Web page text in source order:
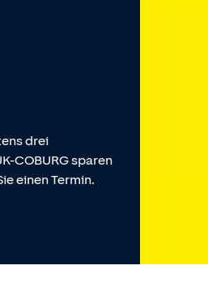
drei
COBURG sparen
einen Termin.